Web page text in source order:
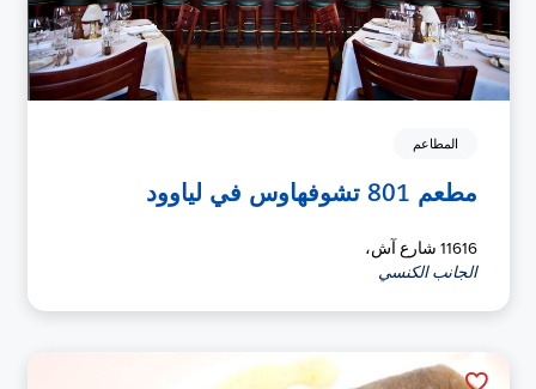
المطاعم
مطعم 801 تشوفهاوس في لياوود
11616 شارع آش،
الجانب الكنسي